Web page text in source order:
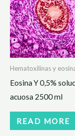
Hematoxilinas y
Eosina Y 0,5%
acuosa 2500 ml
READ MORE